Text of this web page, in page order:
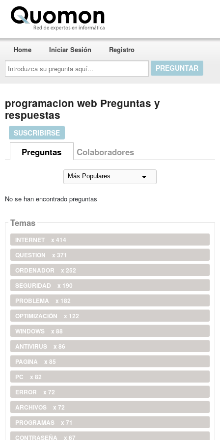
Introduzca
su
pregunta
aquí...
Home Iniciar Sesión Registro
programacion web Preguntas y
respuestas
SUSCRIBIRSE
Preguntas Colaboradores
No se han encontrado preguntas
Temas
INTERNET
x 414
QUESTION
x 371
ORDENADOR
x 252
SEGURIDAD
x 190
PROBLEMA
x 182
OPTIMIZACIÓN
x 122
WINDOWS
x 88
ANTIVIRUS
x 86
PAGINA
x 85
PC
x 82
ERROR
x 72
ARCHIVOS
x 72
PROGRAMAS
x 71
CONTRASEÑA
x 67